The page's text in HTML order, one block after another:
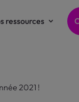
ressources
2021 !